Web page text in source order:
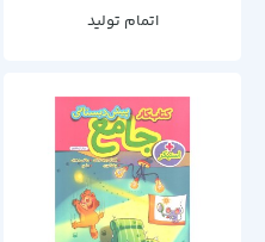
اتمام تولید